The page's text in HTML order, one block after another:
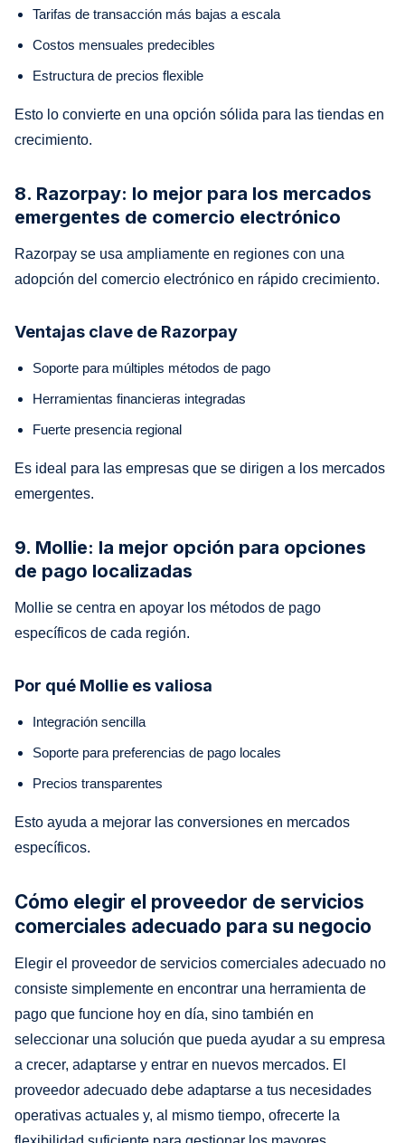
Tarifas de transacción más bajas a escala
Costos mensuales predecibles
Estructura de precios flexible
Esto lo convierte en una opción sólida para las tiendas en
crecimiento.
8. Razorpay: lo mejor para los mercados
emergentes de comercio electrónico
Razorpay se usa ampliamente en regiones con una
adopción del comercio electrónico en rápido crecimiento.
Ventajas clave de Razorpay
Soporte para múltiples métodos de pago
Herramientas financieras integradas
Fuerte presencia regional
Es ideal para las empresas que se dirigen a los mercados
emergentes.
9. Mollie: la mejor opción para opciones
de pago localizadas
Mollie se centra en apoyar los métodos de pago
específicos de cada región.
Por qué Mollie es valiosa
Integración sencilla
Soporte para preferencias de pago locales
Precios transparentes
Esto ayuda a mejorar las conversiones en mercados
específicos.
Cómo elegir el proveedor de servicios
comerciales adecuado para su negocio
Elegir el proveedor de servicios comerciales adecuado no
consiste simplemente en encontrar una herramienta de
pago que funcione hoy en día, sino también en
seleccionar una solución que pueda ayudar a su empresa
a crecer, adaptarse y entrar en nuevos mercados. El
proveedor adecuado debe adaptarse a tus necesidades
operativas actuales y, al mismo tiempo, ofrecerte la